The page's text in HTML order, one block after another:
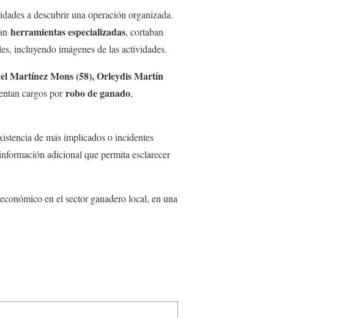
a descubrir una operación organizada.
herramientas especializadas, cortaban
incluyendo imágenes de las actividades.
Martínez Mons (58), Orleydis Martín
cargos porrobo de ganado,
de más implicados o incidentes
adicional que permita esclarecer
en el sector ganadero local, en una